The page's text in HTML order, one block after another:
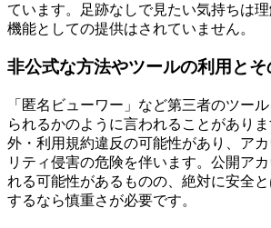
ています。足跡なしで見たい気持ちは
機能としての提供はされていません。
非公式な方法やツールの利用とそ
「匿名ビューワー」など第三者のツー
られるかのように言われることがあり
外・利用規約違反の可能性があり、ア
リティ侵害の危険を伴います。公開ア
れる可能性があるものの、絶対に安全
するなら慎重さが必要です。